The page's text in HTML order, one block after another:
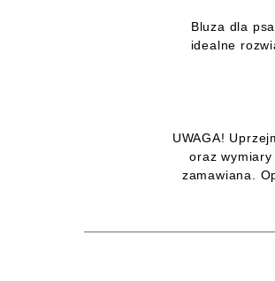
Bluza dla
idealne
UWAGA!
oraz
zamawiana.